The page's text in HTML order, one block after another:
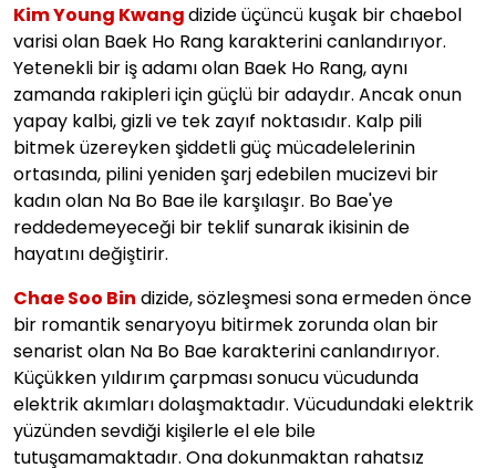
Kim Young Kwangdizide üçüncü kuşak bir chaebol
varisi olan Baek Ho Rang karakterini canlandırıyor.
Yetenekli bir iş adamı olan Baek Ho Rang, aynı
zamanda rakipleri için güçlü bir adaydır. Ancak onun
yapay kalbi, gizli ve tek zayıf noktasıdır. Kalp pili
bitmek üzereyken şiddetli güç mücadelelerinin
ortasında, pilini yeniden şarj edebilen mucizevi bir
kadın olan Na Bo Bae ile karşılaşır. Bo Bae'ye
reddedemeyeceği bir teklif sunarak ikisinin de
hayatını değiştirir.
Chae Soo Bin dizide, sözleşmesi sona ermeden önce
bir romantik senaryoyu bitirmek zorunda olan bir
senarist olan Na Bo Bae karakterini canlandırıyor.
Küçükken yıldırım çarpması sonucu vücudunda
elektrik akımları dolaşmaktadır. Vücudundaki elektrik
yüzünden sevdiği kişilerle el ele bile
tutuşamamaktadır. Ona dokunmaktan rahatsız